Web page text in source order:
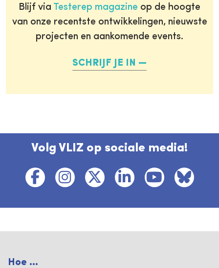
Blijf via Testerep magazine op de hoogte
van onze recentste ontwikkelingen, nieuwste
projecten en aankomende events.
SCHRIJF JE IN
Volg VLIZ op sociale media!
Hoe ...